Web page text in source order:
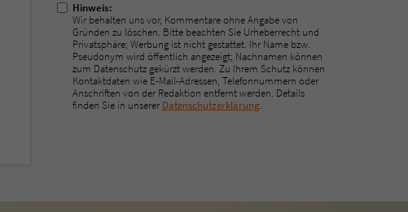
Hinweis:
Wir behalten uns vor, Kommentare ohne Angabe von
Gründen zu löschen. Bitte beachten Sie Urheberrecht und
Privatsphäre; Werbung ist nicht gestattet. Ihr Name bzw.
Pseudonym wird öffentlich angezeigt; Nachnamen können
zum Datenschutz gekürzt werden. Zu Ihrem Schutz können
Kontaktdaten wie E-Mail-Adressen, Telefonnummern oder
Anschriften von der Redaktion entfernt werden. Details
finden Sie in unserer Datenschutzerklärung.